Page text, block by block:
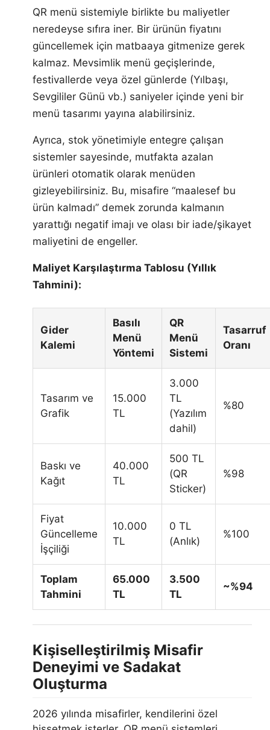
QR menü sistemiyle birlikte bu maliyetler
neredeyse sıfıra iner. Bir ürünün fiyatını
güncellemek için matbaaya gitmenize gerek
kalmaz. Mevsimlik menü geçişlerinde,
festivallerde veya özel günlerde (Yılbaşı,
Sevgililer Günü vb.) saniyeler içinde yeni bir
menü tasarımı yayına alabilirsiniz.
Ayrıca, stok yönetimiyle entegre çalışan
sistemler sayesinde, mutfakta azalan
ürünleri otomatik olarak menüden
gizleyebilirsiniz. Bu, misafire “maalesef bu
ürün kalmadı” demek zorunda kalmanın
yarattığı negatif imajı ve olası bir iade/şikayet
maliyetini de engeller.
Maliyet Karşılaştırma Tablosu (Yıllık
Tahmini):
Gider
Kalemi
Basılı
Menü
Yöntemi
QR
Menü
Sistemi
Tasarruf
Oranı
Tasarım ve
Grafik
15.000
TL
3.000
TL
(Yazılım
dahil)
%80
Baskı ve
Kağıt
40.000
TL
500 TL
(QR
Sticker)
%98
Fiyat
Güncelleme
İşçiliği
10.000
TL
0 TL
(Anlık)
%100
Toplam
Tahmini
65.000
TL
3.500
TL
~%94
Kişiselleştirilmiş Misafir
Deneyimi ve Sadakat
Oluşturma
2026 yılında misafirler, kendilerini özel